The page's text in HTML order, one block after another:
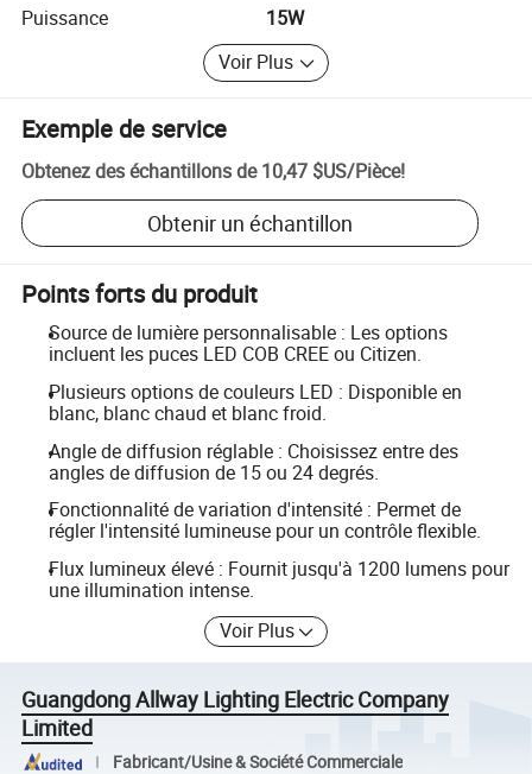
Puissance
15W
Voir Plus
Exemple de service
Obtenez des échantillons de 10,47 $US/Pièce!
Obtenir un échantillon
Points forts du produit
Source de lumière personnalisable : Les options
incluent les puces LED COB CREE ou Citizen.
Plusieurs options de couleurs LED : Disponible en
blanc, blanc chaud et blanc froid.
Angle de diffusion réglable : Choisissez entre des
angles de diffusion de 15 ou 24 degrés.
Fonctionnalité de variation d'intensité : Permet de
régler l'intensité lumineuse pour un contrôle flexible.
Flux lumineux élevé : Fournit jusqu'à 1200 lumens pour
une illumination intense.
Voir Plus
Guangdong Allway Lighting Electric Company
Limited
Fabricant/Usine & Société Commerciale